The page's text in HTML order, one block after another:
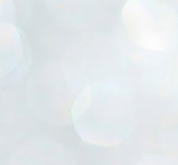
presentes, Chapéu Pica-pau, Confecção